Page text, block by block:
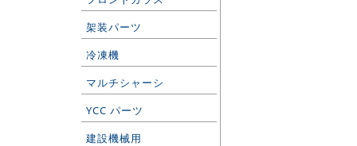
架装パーツ
冷凍機
マルチシャーシ
YCC パーツ
建設機械用